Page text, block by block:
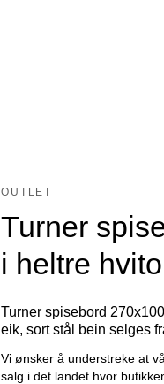
OUTLET
Turner
i heltre
Turner spisebord
eik, sort stål bein selges
Vi ønsker å understreke at
salg i det landet hvor